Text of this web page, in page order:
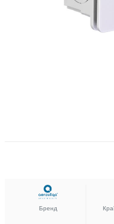
Бренд